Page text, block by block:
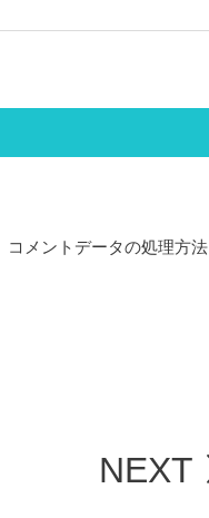
コメントデータの処理方法
NEXT